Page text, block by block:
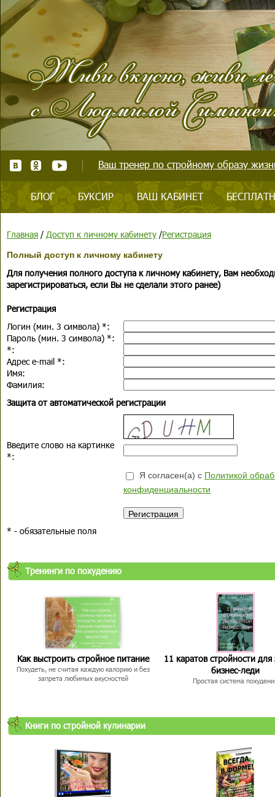
Ваш тренер по стройному образу
БЛОГ БУКСИР ВАШ КАБИНЕТ
Главная / Доступ к личному кабинету /Регистрация
Полный доступ к личному кабинету
Для получения полного доступа к личному кабинету, Вам
зарегистрироваться, если Вы не сделали этого ранее)
Регистрация
Логин (мин. 3 символа) *:
Пароль (мин. 3 символа) *:
*:
Адрес e-mail *:
Имя:
Фамилия:
Защита от автоматической регистрации
Введите слово на картинке
*:
Я согласен(а) с Политикой
конфиденциальности
* - обязательные поля
Тренинги по похудению
Как выстроить стройное питание
Похудеть, не считая каждую калорию и без
запрета любимых вкусностей
11 каратов стройности для
бизнес-леди
Простая система
Книги по стройной кулинарии